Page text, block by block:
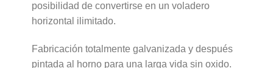
posibilidad de convertirse en un voladero
horizontal ilimitado.
Fabricación totalmente galvanizada y después
pintada al horno para una larga vida sin oxido.